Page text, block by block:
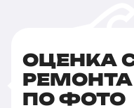
ОЦЕНКА
РЕМОНТА
ПО ФОТО